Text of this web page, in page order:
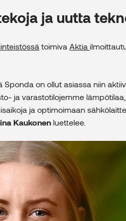
ja uutta
toimiva Aktia
Sponda on ollut asiassa niin
ja varastotilojemme
ja optimoimaan
Kaukonen luettelee.